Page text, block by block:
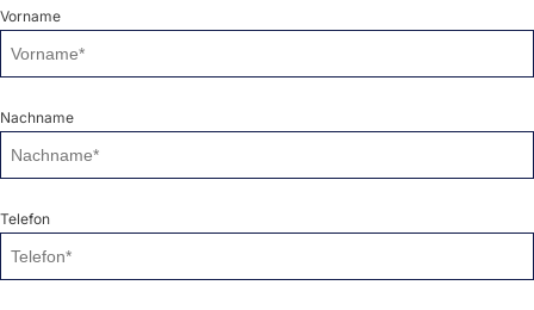
Vorname
Nachname
Telefon